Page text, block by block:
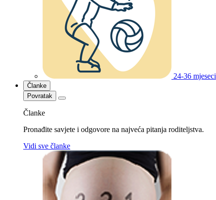
24-36 mjeseci
Članke
Povratak
Članke
Pronađite savjete i odgovore na najveća pitanja roditeljstva.
Vidi sve članke